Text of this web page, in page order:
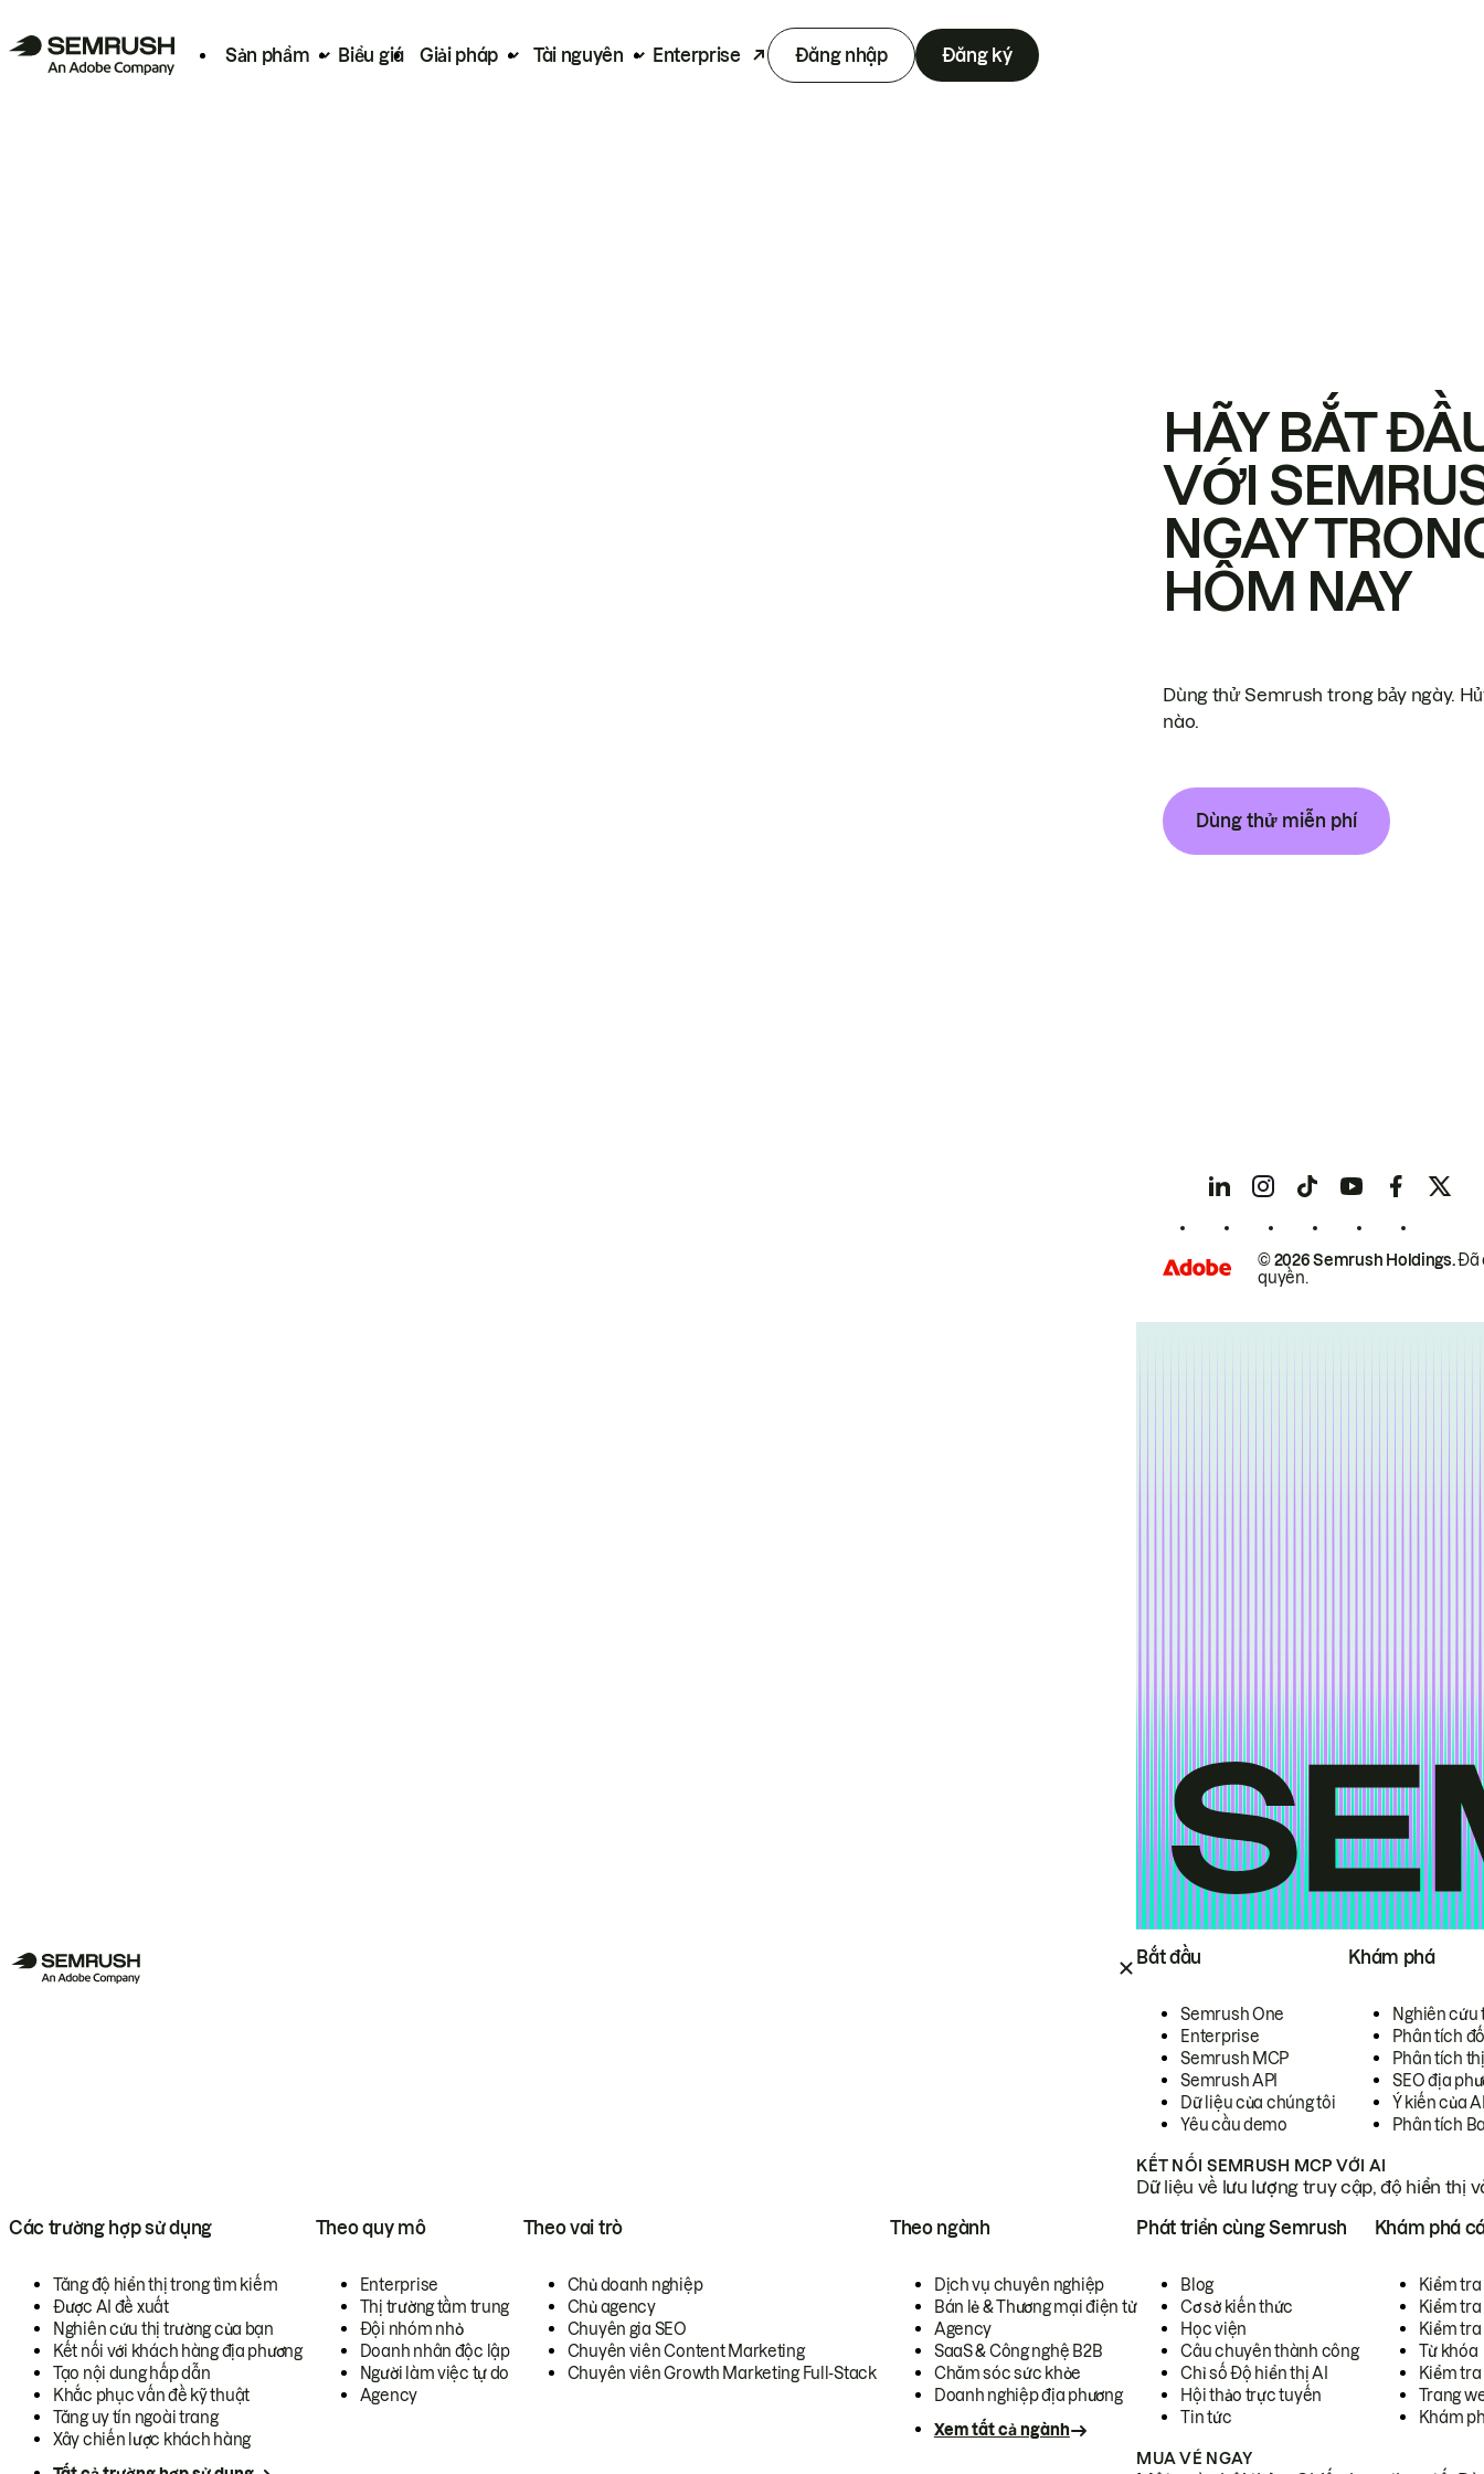
Sản phẩm Biểu giá Giải pháp Tài nguyên Enterprise Đăng nhập Đăng ký
Bắt đầu
Semrush One
Enterprise
Semrush MCP
Semrush API
Dữ liệu của chúng tôi
Yêu cầu demo
Khám phá
Nghiên cứu
Phân tích
Phân tích
SEO địa
Ý kiến của
Phân tích
KẾT NỐI SEMRUSH MCP VỚI AI
Dữ liệu về lưu lượng truy cập, độ hiển thị
Các trường hợp sử dụng
Tăng độ hiển thị trong tìm kiếm
Được AI đề xuất
Nghiên cứu thị trường của bạn
Kết nối với khách hàng địa phương
Tạo nội dung hấp dẫn
Khắc phục vấn đề kỹ thuật
Tăng uy tín ngoài trang
Xây chiến lược khách hàng
Theo quy mô
Enterprise
Thị trường tầm trung
Đội nhóm nhỏ
Doanh nhân độc lập
Người làm việc tự do
Agency
Theo vai trò
Chủ doanh nghiệp
Chủ agency
Chuyên gia SEO
Chuyên viên Content Marketing
Chuyên viên Growth Marketing Full-Stack
Theo ngành
Dịch vụ chuyên nghiệp
Bán lẻ & Thương mại điện tử
Agency
SaaS & Công nghệ B2B
Chăm sóc sức khỏe
Doanh nghiệp địa phương
Xem tất cả ngành
Phát triển cùng Semrush
Blog
Cơ sở kiến thức
Học viện
Câu chuyên thành công
Chỉ số Độ hiển thị AI
Hội thảo trực tuyến
Tin tức
Khám phá
Kiểm
Kiểm tra
Kiểm
Từ khóa
Kiểm
Trang
Khám
MUA VÉ NGAY
HÃY BẮT
VỚI
NGAY
HÔM NAY
Dùng thử Semrush trong bảy ngày.
nào.
Dùng thử miễn phí
© 2026 Semrush Holdings.Đã
quyền.